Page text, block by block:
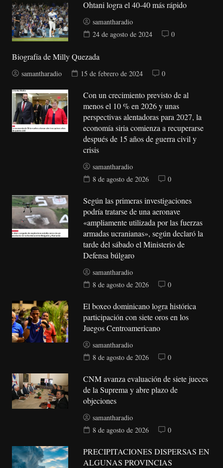
Ohtani logra el 40-40 más rápido
samantharadio
24 de agosto de 2024
0
Biografía de Milly Quezada
samantharadio 15 de febrero de 2024 0
Con un crecimiento previsto de al
menos el 10 % en 2026 y unas
perspectivas alentadoras para 2027, la
economía siria comienza a recuperarse
después de 15 años de guerra civil y
crisis
samantharadio
8 de agosto de 2026
0
Según las primeras investigaciones
podría tratarse de una aeronave
«ampliamente utilizada por las fuerzas
armadas ucranianas», según declaró la
tarde del sábado el Ministerio de
Defensa búlgaro
samantharadio
8 de agosto de 2026
0
El boxeo dominicano logra histórica
participación con siete oros en los
Juegos Centroamericano
samantharadio
8 de agosto de 2026
0
CNM avanza evaluación de siete jueces
de la Suprema y abre plazo de
objeciones
samantharadio
8 de agosto de 2026
0
PRECIPITACIONES DISPERSAS EN
ALGUNAS PROVINCIAS